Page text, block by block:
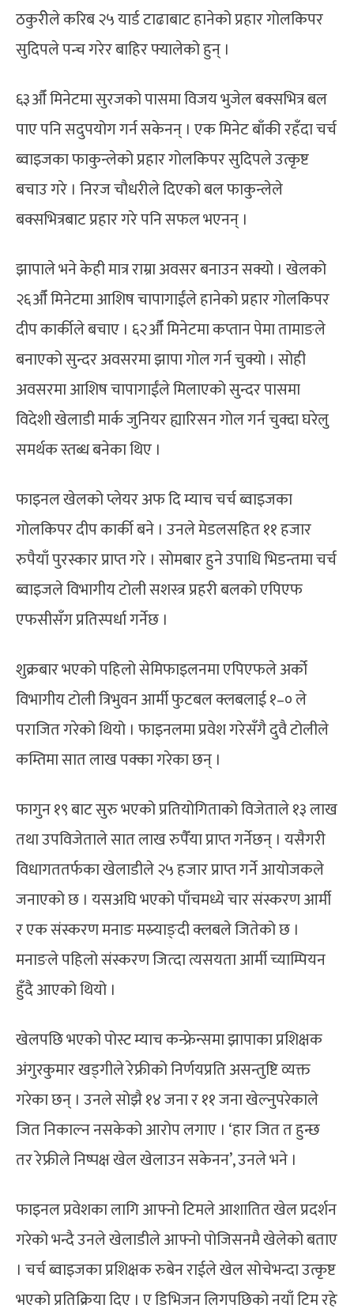
ठकुरीेले करिब २५ यार्ड टाढाबाट हानेको प्रहार गोलकिपर
सुदिपले पन्च गरेर बाहिर फ्यालेको हुन् ।
६३औँ मिनेटमा सुरजको पासमा विजय भुजेल बक्सभित्र बल
पाए पनि सदुपयोग गर्न सकेनन् । एक मिनेट बाँकी रहँदा चर्च
ब्वाइजका फाकुन्लेको प्रहार गोलकिपर सुदिपले उत्कृष्ट
बचाउ गरे । निरज चौधरीले दिएको बल फाकुन्लेले
बक्सभित्रबाट प्रहार गरे पनि सफल भएनन् ।
झापाले भने केही मात्र राम्रा अवसर बनाउन सक्यो । खेलको
२६औँ मिनेटमा आशिष चापागाईंले हानेको प्रहार गोलकिपर
दीप कार्कीले बचाए । ६२औँ मिनेटमा कप्तान पेमा तामाङले
बनाएको सुन्दर अवसरमा झापा गोल गर्न चुक्यो । सोही
अवसरमा आशिष चापागाईंले मिलाएको सुन्दर पासमा
विदेशी खेलाडी मार्क जुनियर ह्यारिसन गोल गर्न चुक्दा घरेलु
समर्थक स्तब्ध बनेका थिए ।
फाइनल खेलको प्लेयर अफ दि म्याच चर्च ब्वाइजका
गोलकिपर दीप कार्की बने । उनले मेडलसहित ११ हजार
रुपैयाँ पुरस्कार प्राप्त गरे । सोमबार हुने उपाधि भिडन्तमा चर्च
ब्वाइजले विभागीय टोली सशस्त्र प्रहरी बलको एपिएफ
एफसीसँग प्रतिस्पर्धा गर्नेछ ।
शुक्रबार भएको पहिलो सेमिफाइलनमा एपिएफले अर्को
विभागीय टोली त्रिभुवन आर्मी फुटबल क्लबलाई १–० ले
पराजित गरेको थियो । फाइनलमा प्रवेश गरेसँगै दुवै टोलीले
कम्तिमा सात लाख पक्का गरेका छन् ।
फागुन १९ बाट सुरु भएको प्रतियोगिताको विजेताले १३ लाख
तथा उपविजेताले सात लाख रुपैँया प्राप्त गर्नेछन् । यसैगरी
विधागततर्फका खेलाडीले २५ हजार प्राप्त गर्ने आयोजकले
जनाएको छ । यसअघि भएको पाँचमध्ये चार संस्करण आर्मी
र एक संस्करण मनाङ मस्र्याङ्दी क्लबले जितेको छ ।
मनाङले पहिलो संस्करण जित्दा त्यसयता आर्मी च्याम्पियन
हुँदै आएको थियो ।
खेलपछि भएको पोस्ट म्याच कन्फ्रेन्समा झापाका प्रशिक्षक
अंगुरकुमार खड्गीले रेफ्रीको निर्णयप्रति असन्तुष्टि व्यक्त
गरेका छन् । उनले सोझै १४ जना र ११ जना खेल्नुपरेकाले
जित निकाल्न नसकेको आरोप लगाए । ‘हार जित त हुन्छ
तर रेफ्रीले निष्पक्ष खेल खेलाउन सकेनन’, उनले भने ।
फाइनल प्रवेशका लागि आफ्नो टिमले आशातित खेल प्रदर्शन
गरेको भन्दै उनले खेलाडीले आफ्नो पोजिसनमै खेलेको बताए
। चर्च ब्वाइजका प्रशिक्षक रुबेन राईले खेल सोचेभन्दा उत्कृष्ट
भएको प्रतिक्रिया दिए । ए डिभिजन लिगपछिको नयाँ टिम रहे